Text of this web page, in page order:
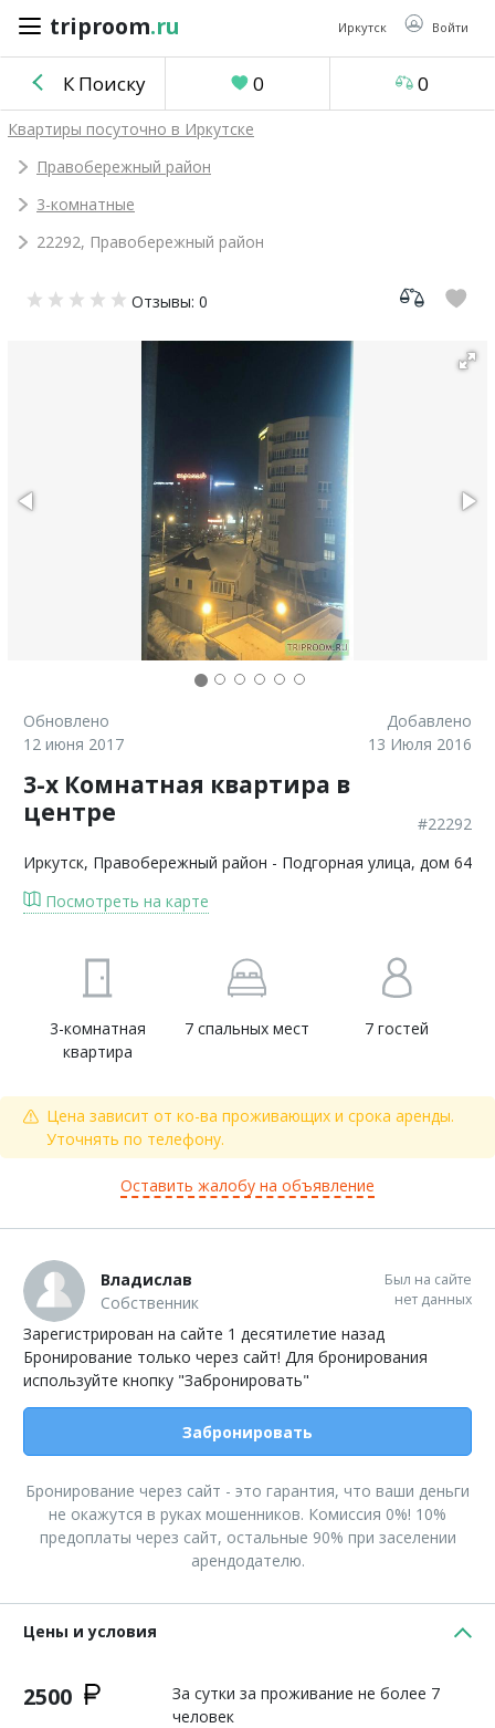
triproom.ru Иркутск Войти
triproom .ru
Российский
Войти / Зарегистрироваться
объявление
К Поиску 0 0
Квартиры посуточно в Иркутске
Правобережный район
3-комнатные
22292, Правобережный район
Отзывы: 0
Обновлено
12 июня 2017
Добавлено
13 Июля 2016
3-х Комнатная квартира в
центре
#22292
Иркутск, Правобережный район - Подгорная улица, дом 64
Посмотреть на карте
3-комнатная
квартира
7 спальных мест 7 гостей
Цена зависит от ко-ва проживающих и срока аренды.
Уточнять по телефону.
Оставить жалобу на объявление
Владислав
Собственник
Был на сайте
нет данных
Зарегистрирован на сайте 1 десятилетие назад
Бронирование только через сайт! Для бронирования
используйте кнопку "Забронировать"
Забронировать
Бронирование через сайт - это гарантия, что ваши деньги
не окажутся в руках мошенников. Комиссия 0%! 10%
предоплаты через сайт, остальные 90% при заселении
арендодателю.
Цены и условия
2500
За сутки за проживание не более 7
человек